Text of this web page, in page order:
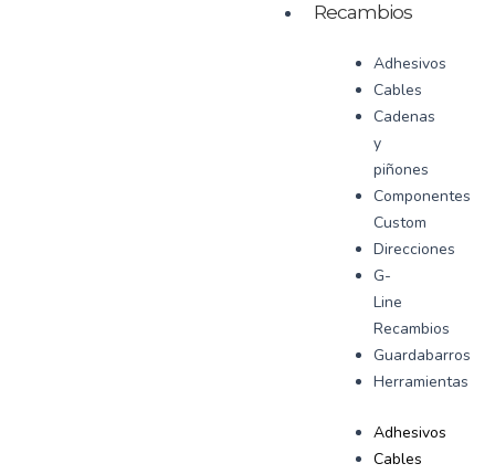
Recambios
Adhesivos
Cables
Cadenas
y
piñones
Componentes
Custom
Direcciones
G-
Line
Recambios
Guardabarros
Herramientas
Adhesivos
Cables